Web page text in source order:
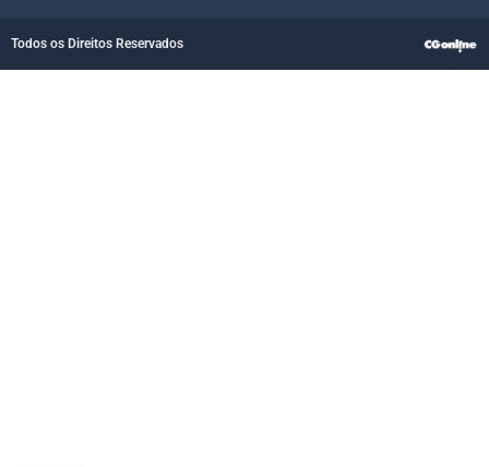
Todos os Direitos Reservados